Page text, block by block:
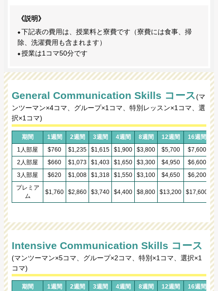
《説明》
下記表の費用は、授業料と寮費です（寮費には食事、掃
除、洗濯費用も含まれます）
授業は1コマ50分です
General Communication Skills コース(マ
ンツーマン×4コマ、グループ×1コマ、特別レッスン×1コマ、選
択×1コマ)
期間 1週間 2週間 3週間 4週間 8週間 12週間 16週間
1人部屋
$760 $1,235 $1,615 $1,900 $3,800 $5,700 $7,600
2人部屋
$660 $1,073 $1,403 $1,650 $3,300 $4,950 $6,600
3人部屋
$620 $1,008 $1,318 $1,550 $3,100 $4,650 $6,200
プレミア
ム
$1,760 $2,860 $3,740 $4,400 $8,800 $13,200 $17,600
Intensive Communication Skills コース
(マンツーマン×5コマ、グループ×2コマ、特別×1コマ、選択×1
コマ)
期間 1週間 2週間 3週間 4週間 8週間 12週間 16週間